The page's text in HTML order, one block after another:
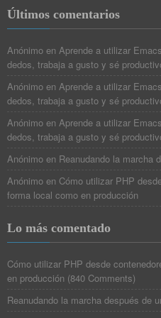
Últimos comentarios
Anónimo en Aprende a utilizar
dedos, trabaja a gusto y sé
Anónimo en Aprende a utilizar
dedos, trabaja a gusto y sé
Anónimo en Aprende a utilizar
dedos, trabaja a gusto y sé
Anónimo en Reanudando la marcha
Anónimo en Cómo utilizar PHP
forma local como en producción
Lo más comentado
Cómo utilizar PHP desde
en producción (840 Comments)
Reanudando la marcha después de